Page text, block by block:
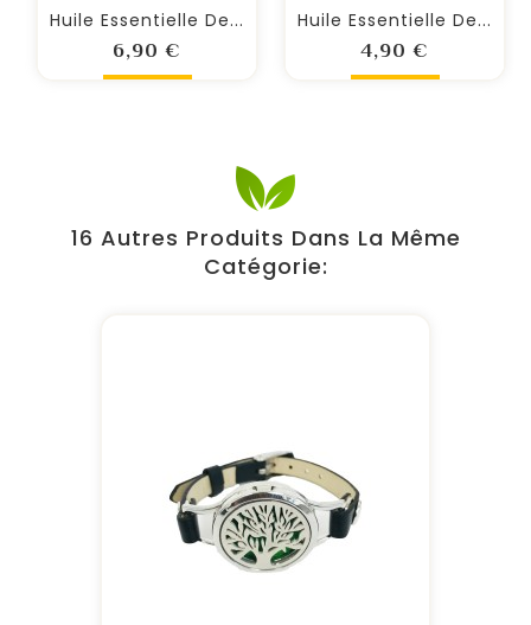
Huile Essentielle De...
6,90 €
Huile Essentielle De...
4,90 €
16 Autres Produits Dans La Même
Catégorie: